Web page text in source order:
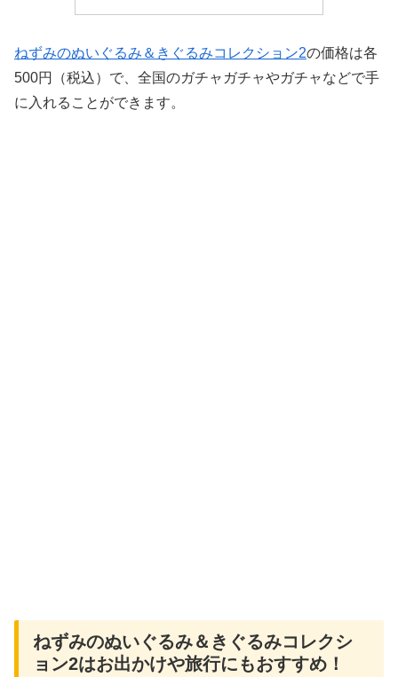
ねずみのぬいぐるみ＆きぐるみコレクション2の価格は各
500円（税込）で、全国のガチャガチャやガチャなどで手
に入れることができます。
ねずみのぬいぐるみ＆きぐるみコレクシ
ョン2はお出かけや旅行にもおすすめ！